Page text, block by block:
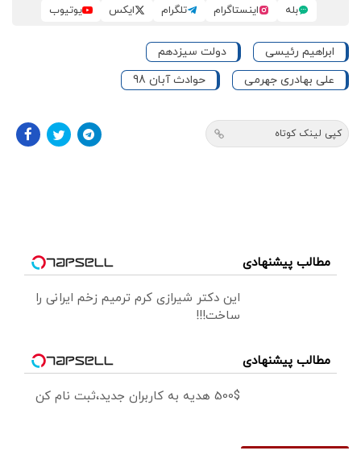
بله
اینستاگرام تلگرام ایکس یوتیوب
ابراهیم رئیسی
دولت سیزدهم
علی بهادری جهرمی
حوادث آبان 98
کپی لینک کوتاه
مطالب پیشنهادی
این دکتر شیرازی کرم ترمیم زخم ایرانی را
ساخت!!!
مطالب پیشنهادی
500$ هدیه به کاربران جدید،ثبت نام کن